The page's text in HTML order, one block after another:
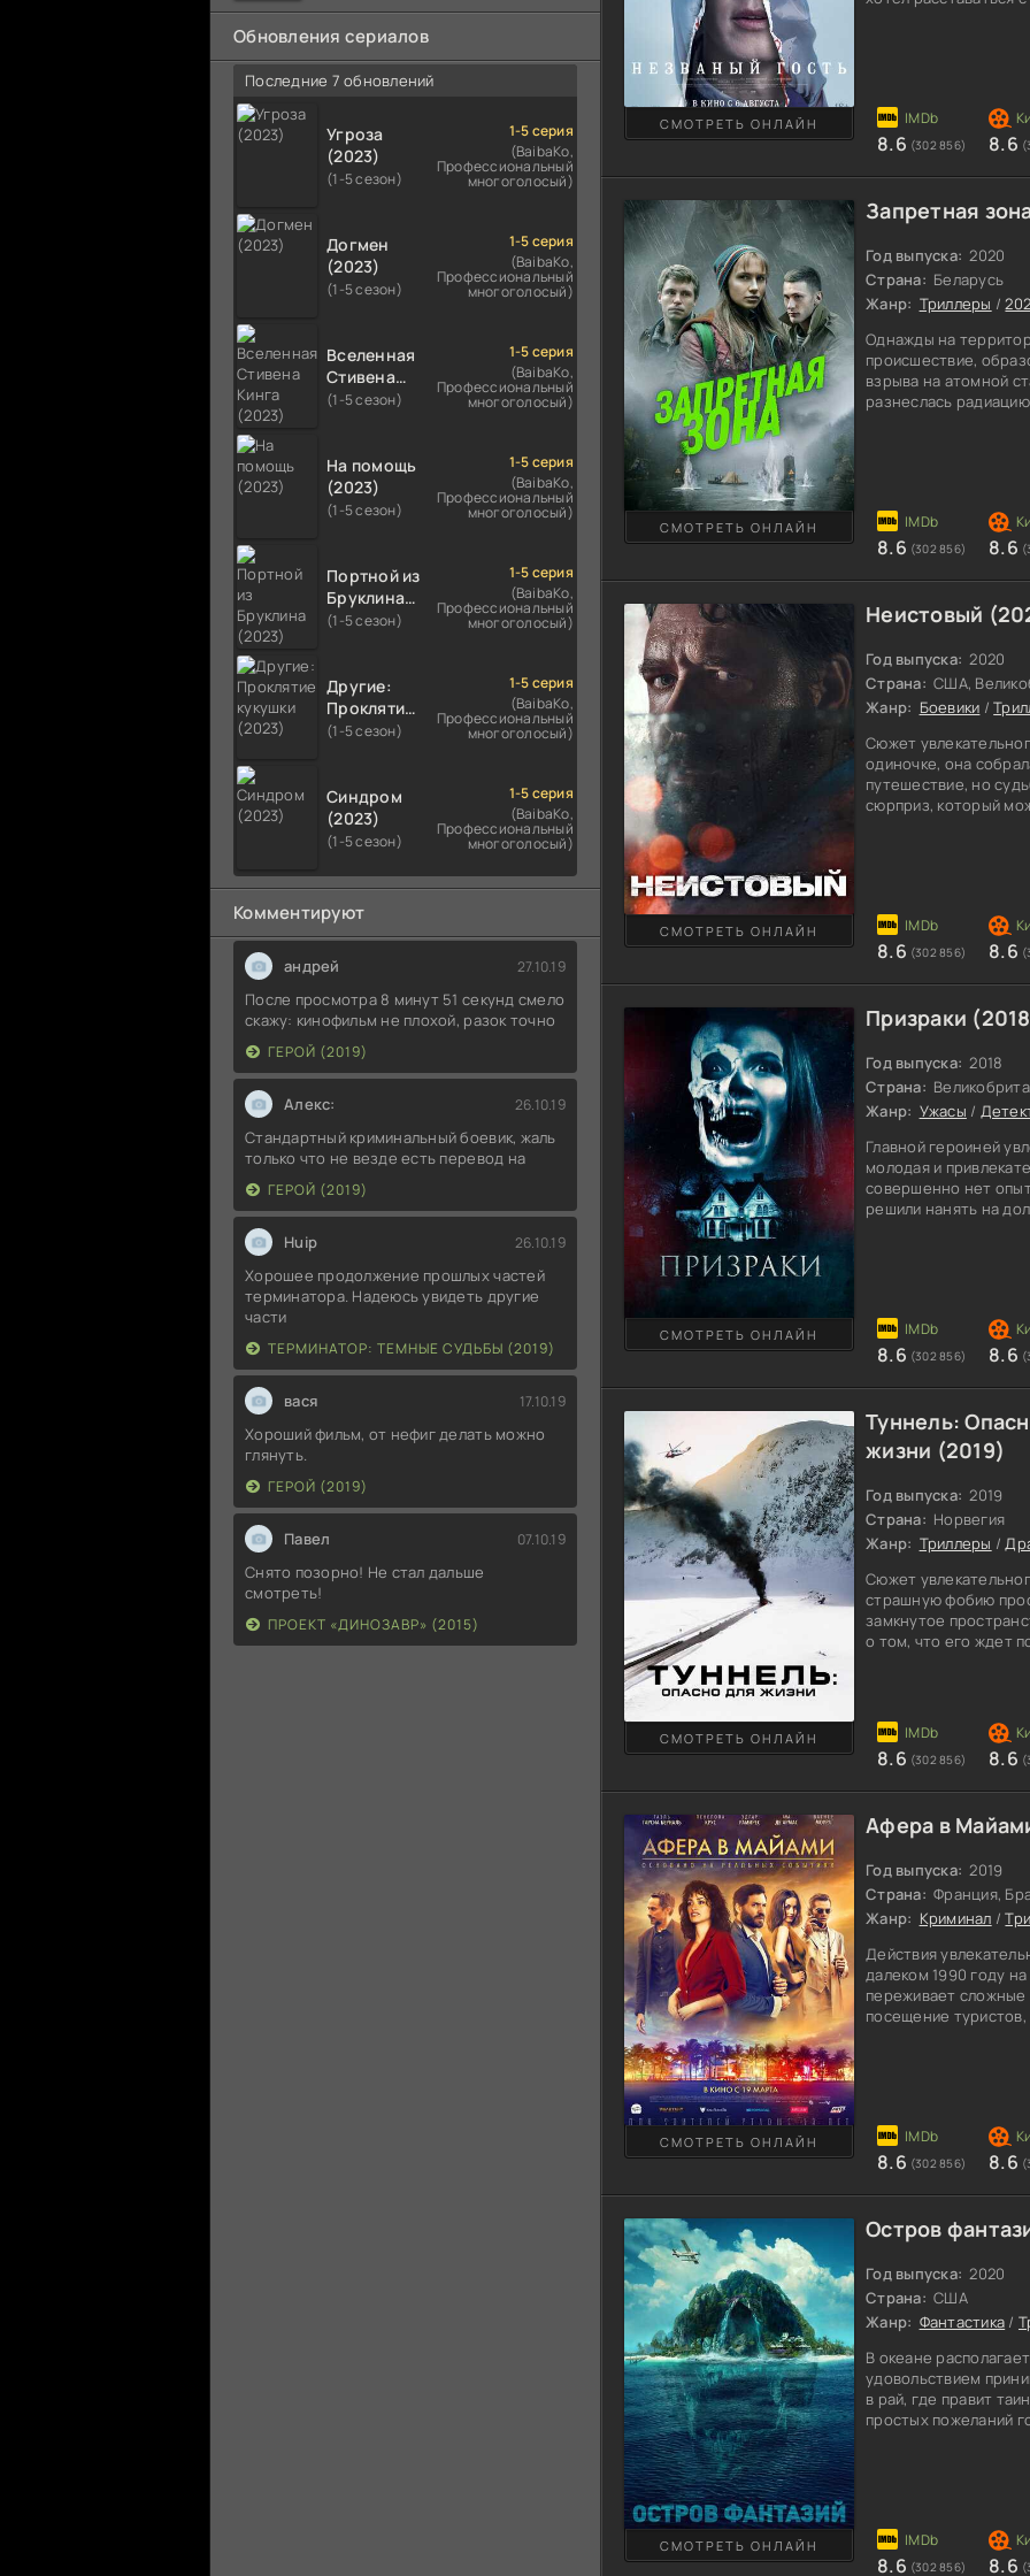
намного
Обновления сериалов
Последние 7 обновлений
Угроза
(2023)
(1-5 сезон)
1-5 серия
(BaibaKo,
Профессиональный
многоголосый)
Догмен
(2023)
(1-5 сезон)
1-5 серия
(BaibaKo,
Профессиональный
многоголосый)
Вселенная
Стивена
Кинга
(1-5 сезон)
1-5 серия
(BaibaKo,
Профессиональный
многоголосый)
На помощь
(2023)
(1-5 сезон)
1-5 серия
(BaibaKo,
Профессиональный
многоголосый)
Портной из
Бруклина
(2023)
(1-5 сезон)
1-5 серия
(BaibaKo,
Профессиональный
многоголосый)
Другие:
Проклятие
кукушки
(1-5 сезон)
1-5 серия
(BaibaKo,
Профессиональный
многоголосый)
Синдром
(2023)
(1-5 сезон)
1-5 серия
(BaibaKo,
Профессиональный
многоголосый)
Комментируют
андрей 27.10.19
После просмотра 8 минут 51 секунд смело
скажу: кинофильм не плохой, разок точно
ГЕРОЙ (2019)
Алекс: 26.10.19
Стандартный криминальный боевик, жаль
только что не везде есть перевод на
ГЕРОЙ (2019)
Huip 26.10.19
Хорошее продолжение прошлых частей
терминатора. Надеюсь увидеть другие
части
ТЕРМИНАТОР: ТЕМНЫЕ СУДЬБЫ (2019)
вася 17.10.19
Хороший фильм, от нефиг делать можно
глянуть.
ГЕРОЙ (2019)
Павел 07.10.19
Снято позорно! Не стал дальше
смотреть!
ПРОЕКТ «ДИНОЗАВР» (2015)
странные чувства к
СМОТРЕТЬ ОНЛАЙН
8.6 (302 856) 8.6
Запретная
Год выпуска: 2020
Страна: Беларусь
Жанр: Триллеры /
Однажды на
происшествие,
взрыва на атомной
разнеслась
закончиться
СМОТРЕТЬ ОНЛАЙН
8.6 (302 856) 8.6
Неистовый
Год выпуска: 2020
Страна: США,
Жанр: Боевики /
Сюжет
одиночке, она
путешествие, но
сюрприз, который
Происшествие
СМОТРЕТЬ ОНЛАЙН
8.6 (302 856) 8.6
Призраки
Год выпуска: 2018
Страна:
Жанр: Ужасы /
Главной героиней
молодая и
совершенно нет
решили нанять на
Мужчина отвозит ее
СМОТРЕТЬ ОНЛАЙН
8.6 (302 856) 8.6
Туннель:
жизни (2019)
Год выпуска: 2019
Страна: Норвегия
Жанр: Триллеры /
Сюжет
страшную фобию
замкнутое
о том, что его ждет
пламя за короткий
большую
ситуацию, понимая,
СМОТРЕТЬ ОНЛАЙН
8.6 (302 856) 8.6
Афера в
Год выпуска: 2019
Страна: Франция,
Жанр: Криминал /
Действия
далеком 1990 году
переживает сложные
посещение
событиям имеют
СМОТРЕТЬ ОНЛАЙН
8.6 (302 856) 8.6
Остров
Год выпуска: 2020
Страна: США
Жанр: Фантастика /
В океане
удовольствием
в рай, где правит
простых пожеланий
определиться с
СМОТРЕТЬ ОНЛАЙН
8.6 (302 856) 8.6